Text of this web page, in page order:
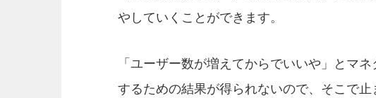
やしていくことができます。
「ユーザー数が増えてからでいいや」とマ
するための結果が得られないので、そこで止